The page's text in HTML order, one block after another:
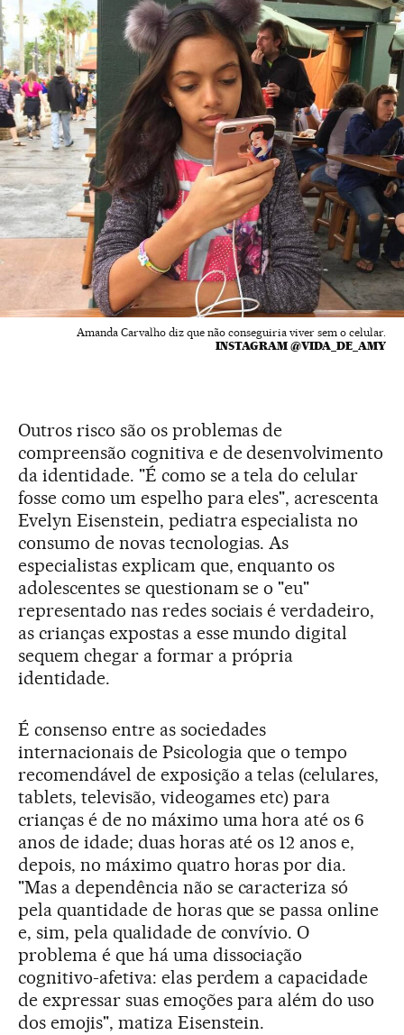
Amanda Carvalho diz que não conseguiria viver sem o celular.
INSTAGRAM @VIDA_DE_AMY
Outros risco são os problemas de
compreensão cognitiva e de desenvolvimento
da identidade. "É como se a tela do celular
fosse como um espelho para eles", acrescenta
Evelyn Eisenstein, pediatra especialista no
consumo de novas tecnologias. As
especialistas explicam que, enquanto os
adolescentes se questionam se o "eu"
representado nas redes sociais é verdadeiro,
as crianças expostas a esse mundo digital
sequem chegar a formar a própria
identidade.
É consenso entre as sociedades
internacionais de Psicologia que o tempo
recomendável de exposição a telas (celulares,
tablets, televisão, videogames etc) para
crianças é de no máximo uma hora até os 6
anos de idade; duas horas até os 12 anos e,
depois, no máximo quatro horas por dia.
"Mas a dependência não se caracteriza só
pela quantidade de horas que se passa online
e, sim, pela qualidade de convívio. O
problema é que há uma dissociação
cognitivo-afetiva: elas perdem a capacidade
de expressar suas emoções para além do uso
dos emojis", matiza Eisenstein.